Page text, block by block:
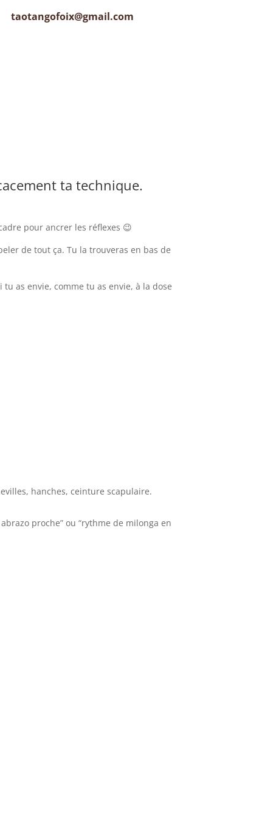
taotangofoix@gmail.com
ta technique.
pour ancrer les réflexes 😉
de tout ça. Tu la trouveras en bas de
as envie, comme tu as envie, à la dose
hanches, ceinture scapulaire.
proche” ou “rythme de milonga en